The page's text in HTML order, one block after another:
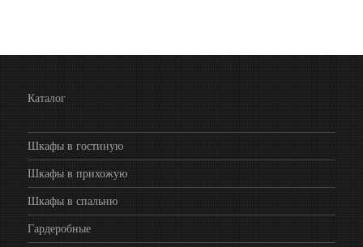
Каталог
Шкафы в гостиную
Шкафы в прихожую
Шкафы в спальню
Гардеробные